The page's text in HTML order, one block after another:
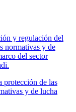
y regulación del
normativas y de
del sector
protección de las
y de lucha